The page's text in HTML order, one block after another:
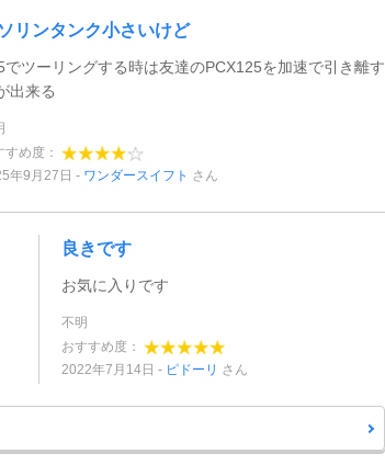
リンタンク小さいけど
でツーリングする時は友達のPCX125を加速で引き離す
出来る
すめ度：
年9月27日
ワンダースイフト さん
良きです
お気に入りです
不明
おすすめ度：
2022年7月14日
ピドーリ さん